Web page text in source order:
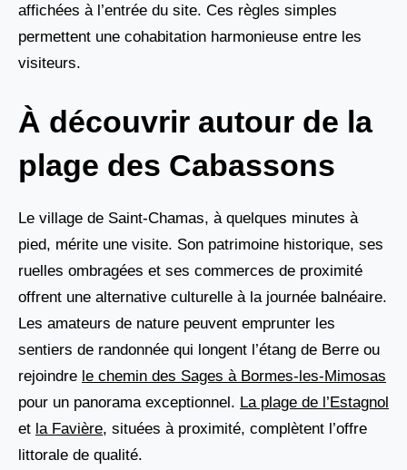
affichées à l’entrée du site. Ces règles simples
permettent une cohabitation harmonieuse entre les
visiteurs.
À découvrir autour de la
plage des Cabassons
Le village de Saint-Chamas, à quelques minutes à
pied, mérite une visite. Son patrimoine historique, ses
ruelles ombragées et ses commerces de proximité
offrent une alternative culturelle à la journée balnéaire.
Les amateurs de nature peuvent emprunter les
sentiers de randonnée qui longent l’étang de Berre ou
rejoindre le chemin des Sages à Bormes-les-Mimosas
pour un panorama exceptionnel. La plage de l’Estagnol
et la Favière, situées à proximité, complètent l’offre
littorale de qualité.